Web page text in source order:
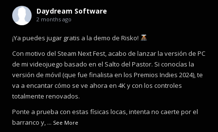
Daydream Software
2 months ago
¡Ya puedes jugar gratis a la demo de Risko!
Con motivo del Steam Next Fest, acabo de lanzar la versión de PC
de mi videojuego basado en el Salto del Pastor. Si conocías la
versión de móvil (que fue finalista en los Premios Indies 2024), te
va a encantar cómo se ve ahora en 4K y con los controles
totalmente renovados.
Ponte a prueba con estas físicas locas, intenta no caerte por el
barranco y, ... See More